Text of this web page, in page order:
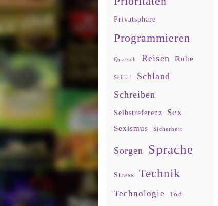
Privatsphäre
Programmieren
Quatsch Reisen Ruhe
Schlaf
Schland
Schreiben
Selbstreferenz Sex
Sexismus Sicherheit
Sorgen Sprache
Stress Technik
Technologie Tod